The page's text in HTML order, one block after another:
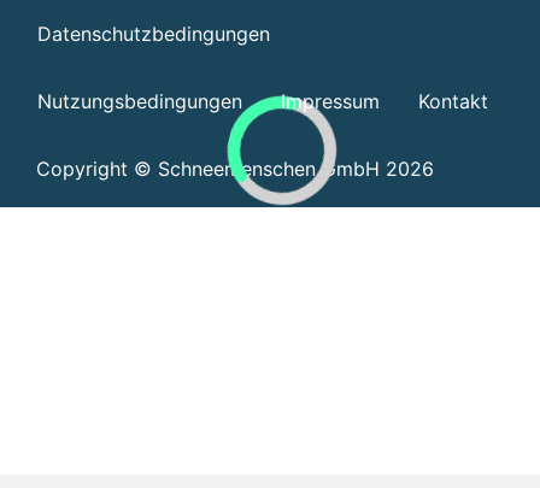
Datenschutzbedingungen
Nutzungsbedingungen Impressum Kontakt
Copyright © Schneemenschen GmbH 2026